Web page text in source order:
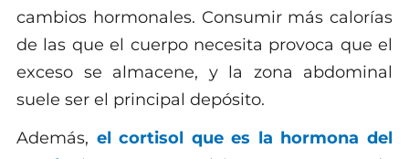
cambios hormonales. Consumir más calorías
de las que el cuerpo necesita provoca que el
exceso se almacene, y la zona abdominal
suele ser el principal depósito.
Además, el cortisol que es la hormona del